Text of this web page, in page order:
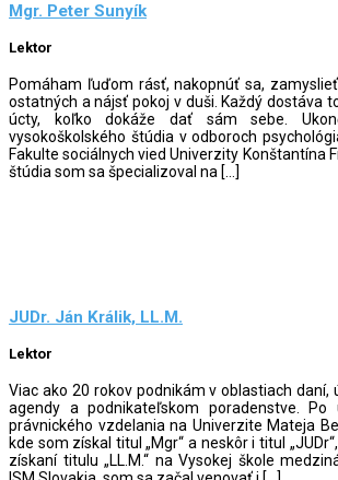
Mgr. Peter Sunyík
Lektor
Pomáham ľuďom rásť, nakopnúť sa,
ostatných a nájsť pokoj v duši. Každý dostáva
úcty, koľko dokáže dať sám sebe.
vysokoškolského štúdia v odboroch
Fakulte sociálnych vied Univerzity Konštantína
štúdia som sa špecializoval na […]
JUDr. Ján Králik, LL.M.
Lektor
Viac ako 20 rokov podnikám v oblastiach daní,
agendy a podnikateľskom poradenstve. Po
právnického vzdelania na Univerzite Mateja
kde som získal titul „Mgr“ a neskôr i titul
získaní titulu „LL.M.“ na Vysokej škole